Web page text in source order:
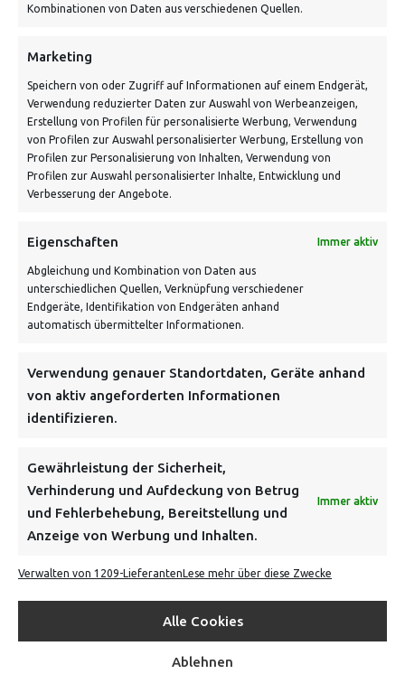
Kombinationen von Daten aus verschiedenen Quellen.
Marketing
Speichern von oder Zugriff auf Informationen auf einem Endgerät,
Verwendung reduzierter Daten zur Auswahl von Werbeanzeigen,
Erstellung von Profilen für personalisierte Werbung, Verwendung
von Profilen zur Auswahl personalisierter Werbung, Erstellung von
Profilen zur Personalisierung von Inhalten, Verwendung von
Profilen zur Auswahl personalisierter Inhalte, Entwicklung und
Verbesserung der Angebote.
Eigenschaften Immer aktiv
Abgleichung und Kombination von Daten aus
unterschiedlichen Quellen, Verknüpfung verschiedener
Endgeräte, Identifikation von Endgeräten anhand
automatisch übermittelter Informationen.
Verwendung genauer Standortdaten, Geräte anhand
von aktiv angeforderten Informationen
identifizieren.
Gewährleistung der Sicherheit,
Verhinderung und Aufdeckung von Betrug
und Fehlerbehebung, Bereitstellung und
Anzeige von Werbung und Inhalten.
Immer aktiv
Verwalten von 1209-LieferantenLese mehr über diese Zwecke
Alle Cookies
Ablehnen
Kontakt: Mo - Fr von 10:00 bis 18:00 Uhr
info@vontiling.de
Schnell und grün versendet:
VERSANDKOSTENHINWEIS:
NEWSLETTER
Danke, deine Registrierung war erfolgreich! Bitte prüfe
dein E-Mail-Konto für die Bestätigung.
FOLGE UNS